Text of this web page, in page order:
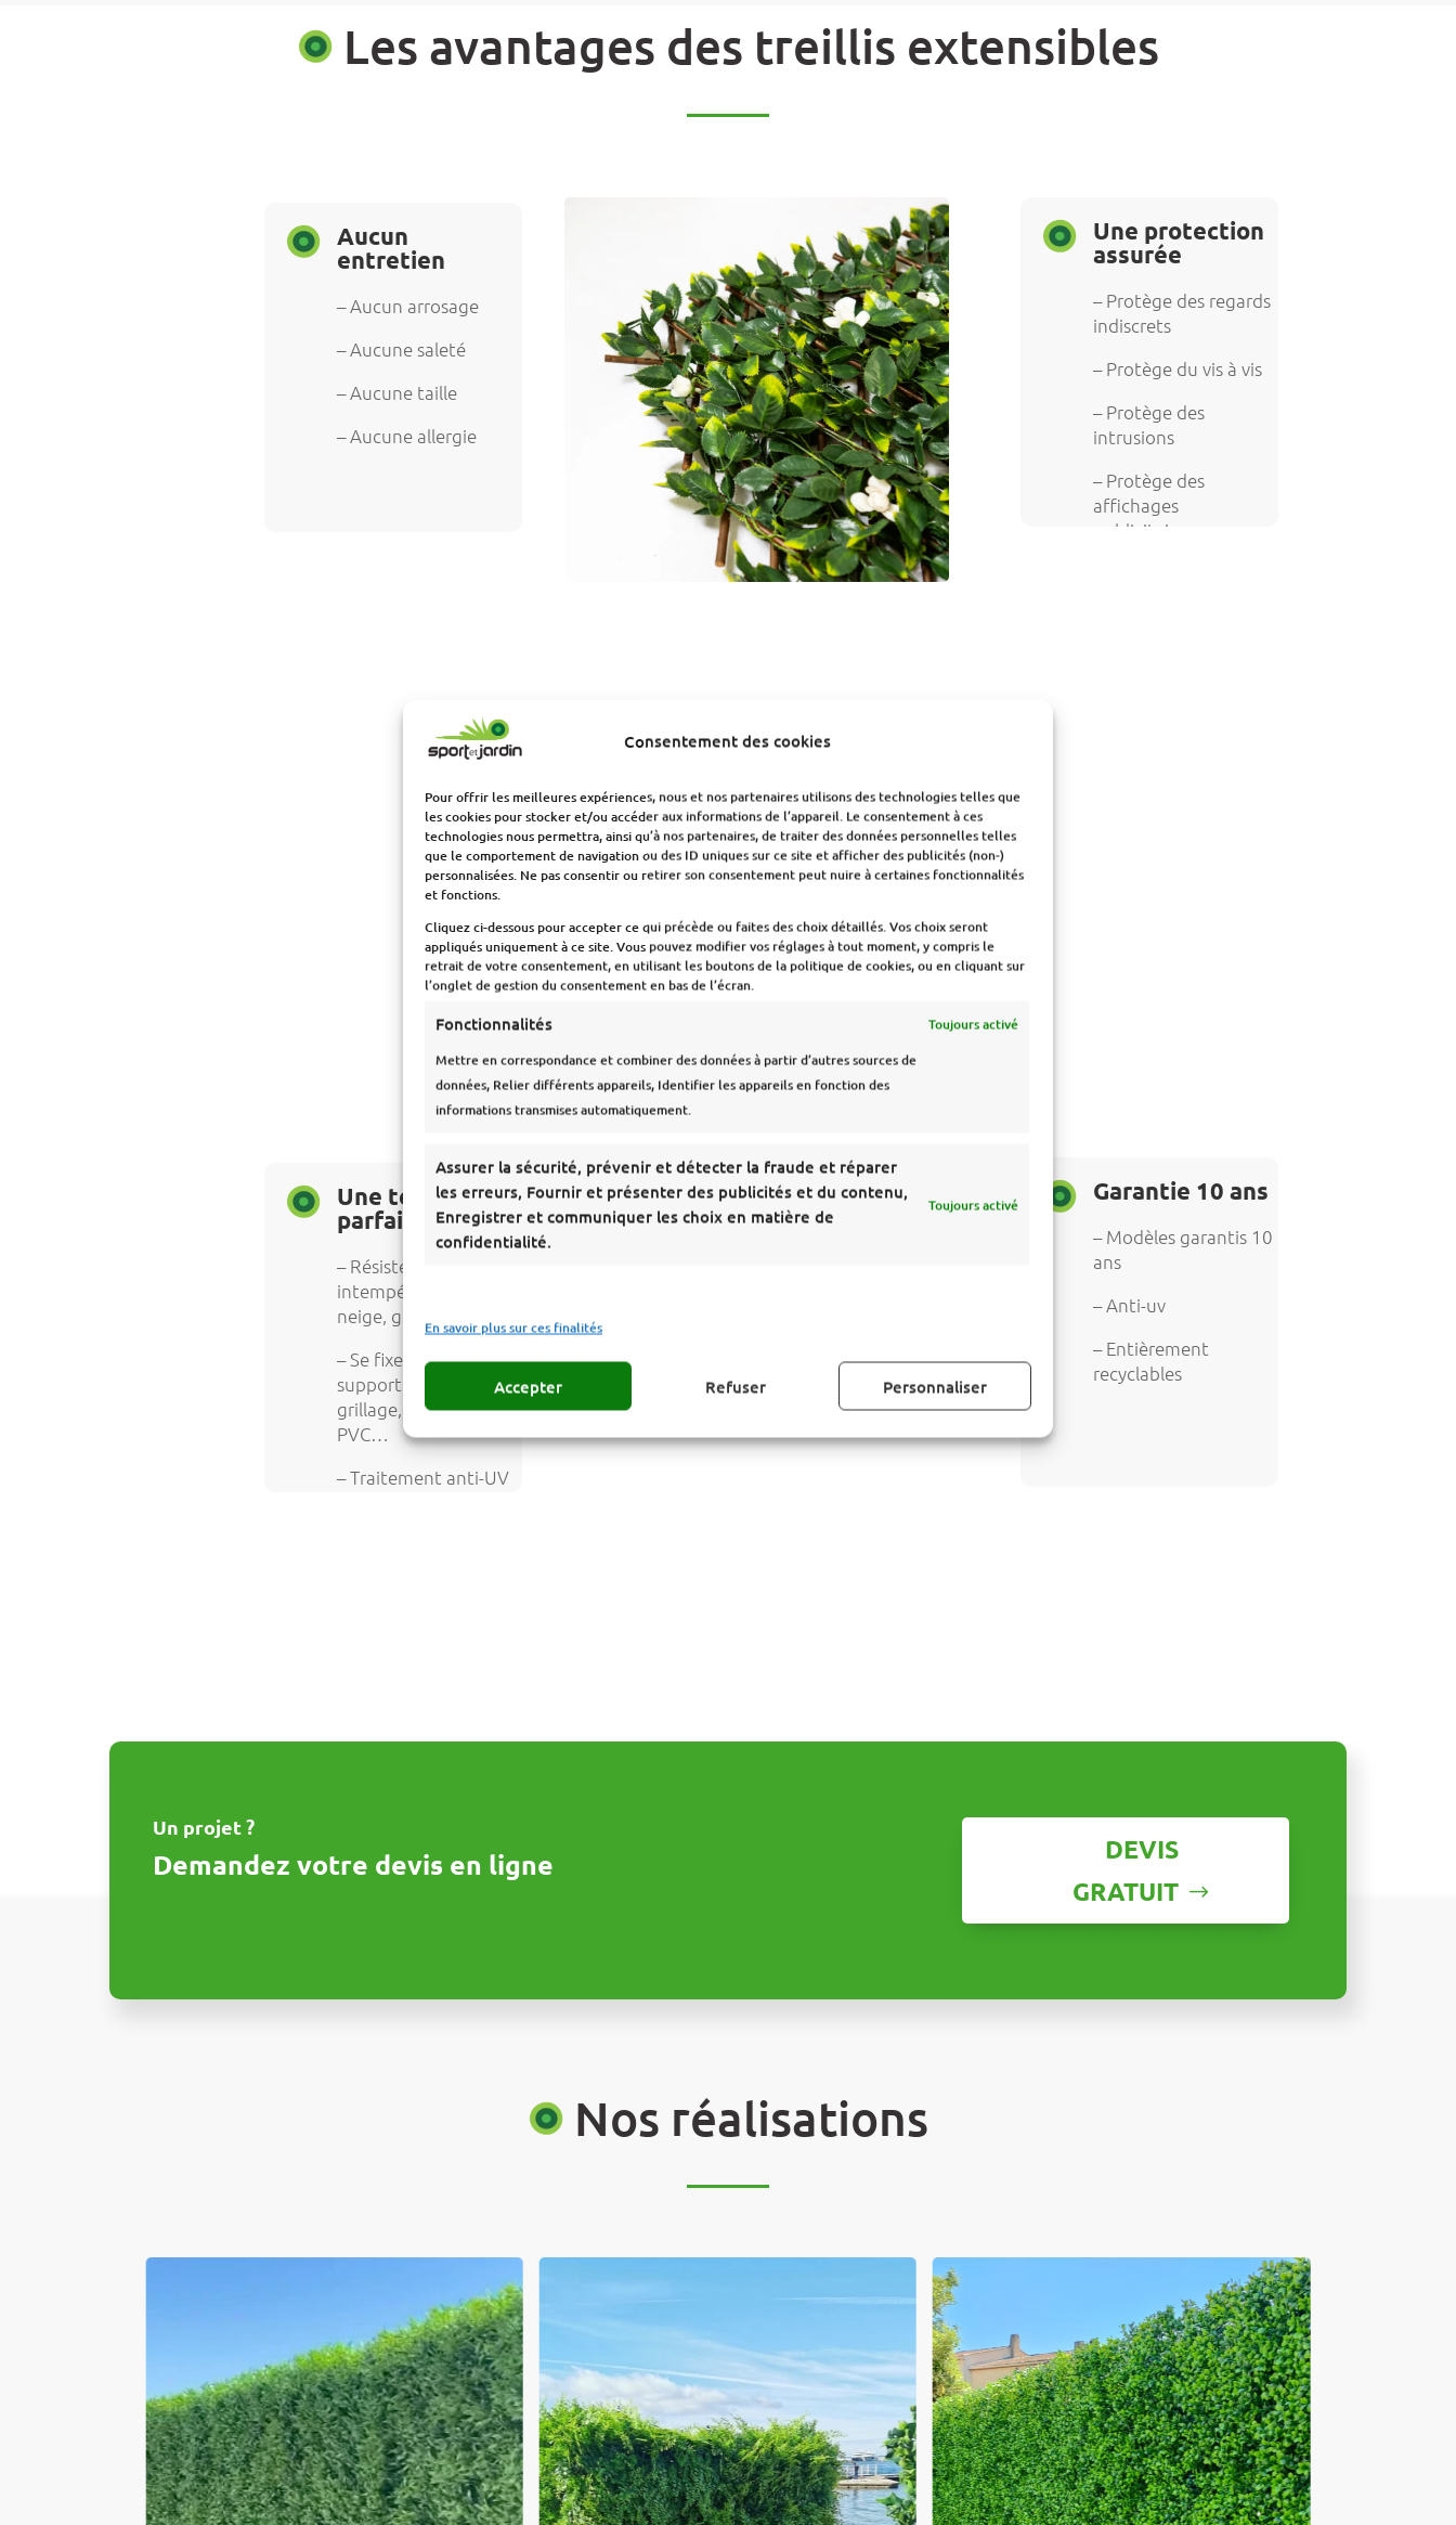
Consentement des cookies
Pour offrir les meilleures expériences, nous et nos partenaires utilisons des technologies telles que
les cookies pour stocker et/ou accéder aux informations de l’appareil. Le consentement à ces
technologies nous permettra, ainsi qu’à nos partenaires, de traiter des données personnelles telles
que le comportement de navigation ou des ID uniques sur ce site et afficher des publicités (non-)
personnalisées. Ne pas consentir ou retirer son consentement peut nuire à certaines fonctionnalités
et fonctions.
Cliquez ci-dessous pour accepter ce qui précède ou faites des choix détaillés. Vos choix seront
appliqués uniquement à ce site. Vous pouvez modifier vos réglages à tout moment, y compris le
retrait de votre consentement, en utilisant les boutons de la politique de cookies, ou en cliquant sur
l’onglet de gestion du consentement en bas de l’écran.
Fonctionnalités
Toujours activé
Mettre en correspondance et combiner des données à partir d’autres sources de
données, Relier différents appareils, Identifier les appareils en fonction des
informations transmises automatiquement.
Assurer la sécurité, prévenir et détecter la fraude et réparer
les erreurs, Fournir et présenter des publicités et du contenu,
Enregistrer et communiquer les choix en matière de
confidentialité.
Toujours activé
En savoir plus sur ces finalités
Accepter Refuser Personnaliser
Les avantages des treillis extensibles
Aucun
entretien
– Aucun arrosage
– Aucune saleté
– Aucune taille
– Aucune allergie
Une technicité
parfaite
– Résiste aux
intempéries, pluie,
neige, gel, vent, soleil
– Se fixe sur tout
support: béton,
grillage, bois, verre,
PVC…
– Traitement anti-UV
Une protection
assurée
– Protège des regards
indiscrets
– Protège du vis à vis
– Protège des
intrusions
– Protège des
affichages
publicitaires
Garantie 10 ans
– Modèles garantis 10
ans
– Anti-uv
– Entièrement
recyclables
Un projet ?
Demandez votre devis en ligne
DEVIS
GRATUIT
Nos réalisations